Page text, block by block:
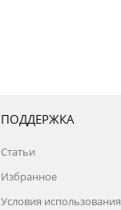
ПОДДЕРЖКА
Статьи
Избранное
Условия использования